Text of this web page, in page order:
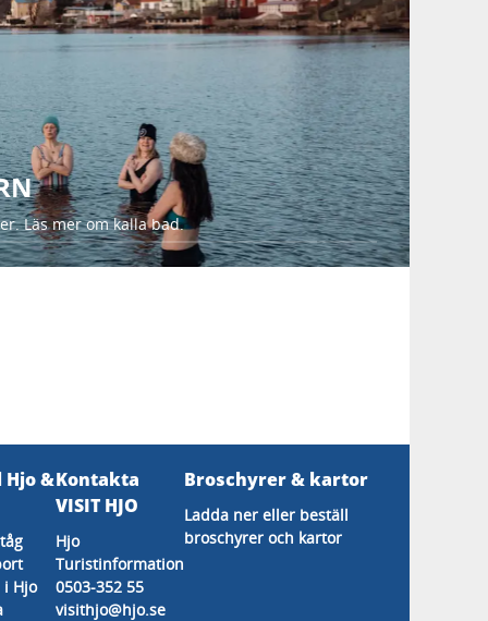
Läs mer om kalla bad.
Hjo &
i Hjo
Kontakta
VISIT HJO
Hjo
Turistinformation
0503-352 55
visithjo@hjo.se
Broschyrer & kartor
Ladda ner eller beställ
broschyrer och kartor